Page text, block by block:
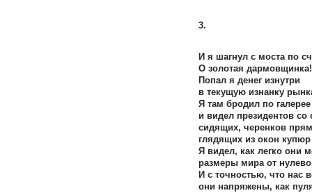
3.
И я шагнул с моста по
О золотая дармовщинка!
Попал я денег изнутри
в текущую изнанку
Я там бродил по галерее
и видел президентов со
сидящих, черенков
глядящих из окон
Я видел, как легко они
размеры мира от
И с точностью, что нас
они напряжены, как